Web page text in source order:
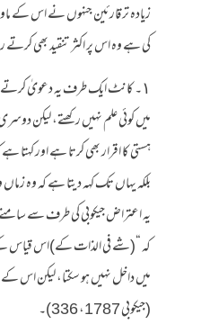
زیادہ تر قارئین جنہوں نے اس کے
کی ہے وہ اس پر اکثر تنقید بھی
١۔ کانٹ ایک طرف یہ دعویٰ
میں کوئی علم نہیں رکھتے، لیکن
ہستی کا اقرار بھی کرتا ہے اور
بلکہ یہاں تک کہہ دیتا ہے کہ وہ
یہ اعتراض جیکوبی کی طرف سے
کہ “(شے فی الذات کے)اس قیاس
میں داخل نہیں ہو سکتا، لیکن اس
(جیکوبی 1787، 336)۔